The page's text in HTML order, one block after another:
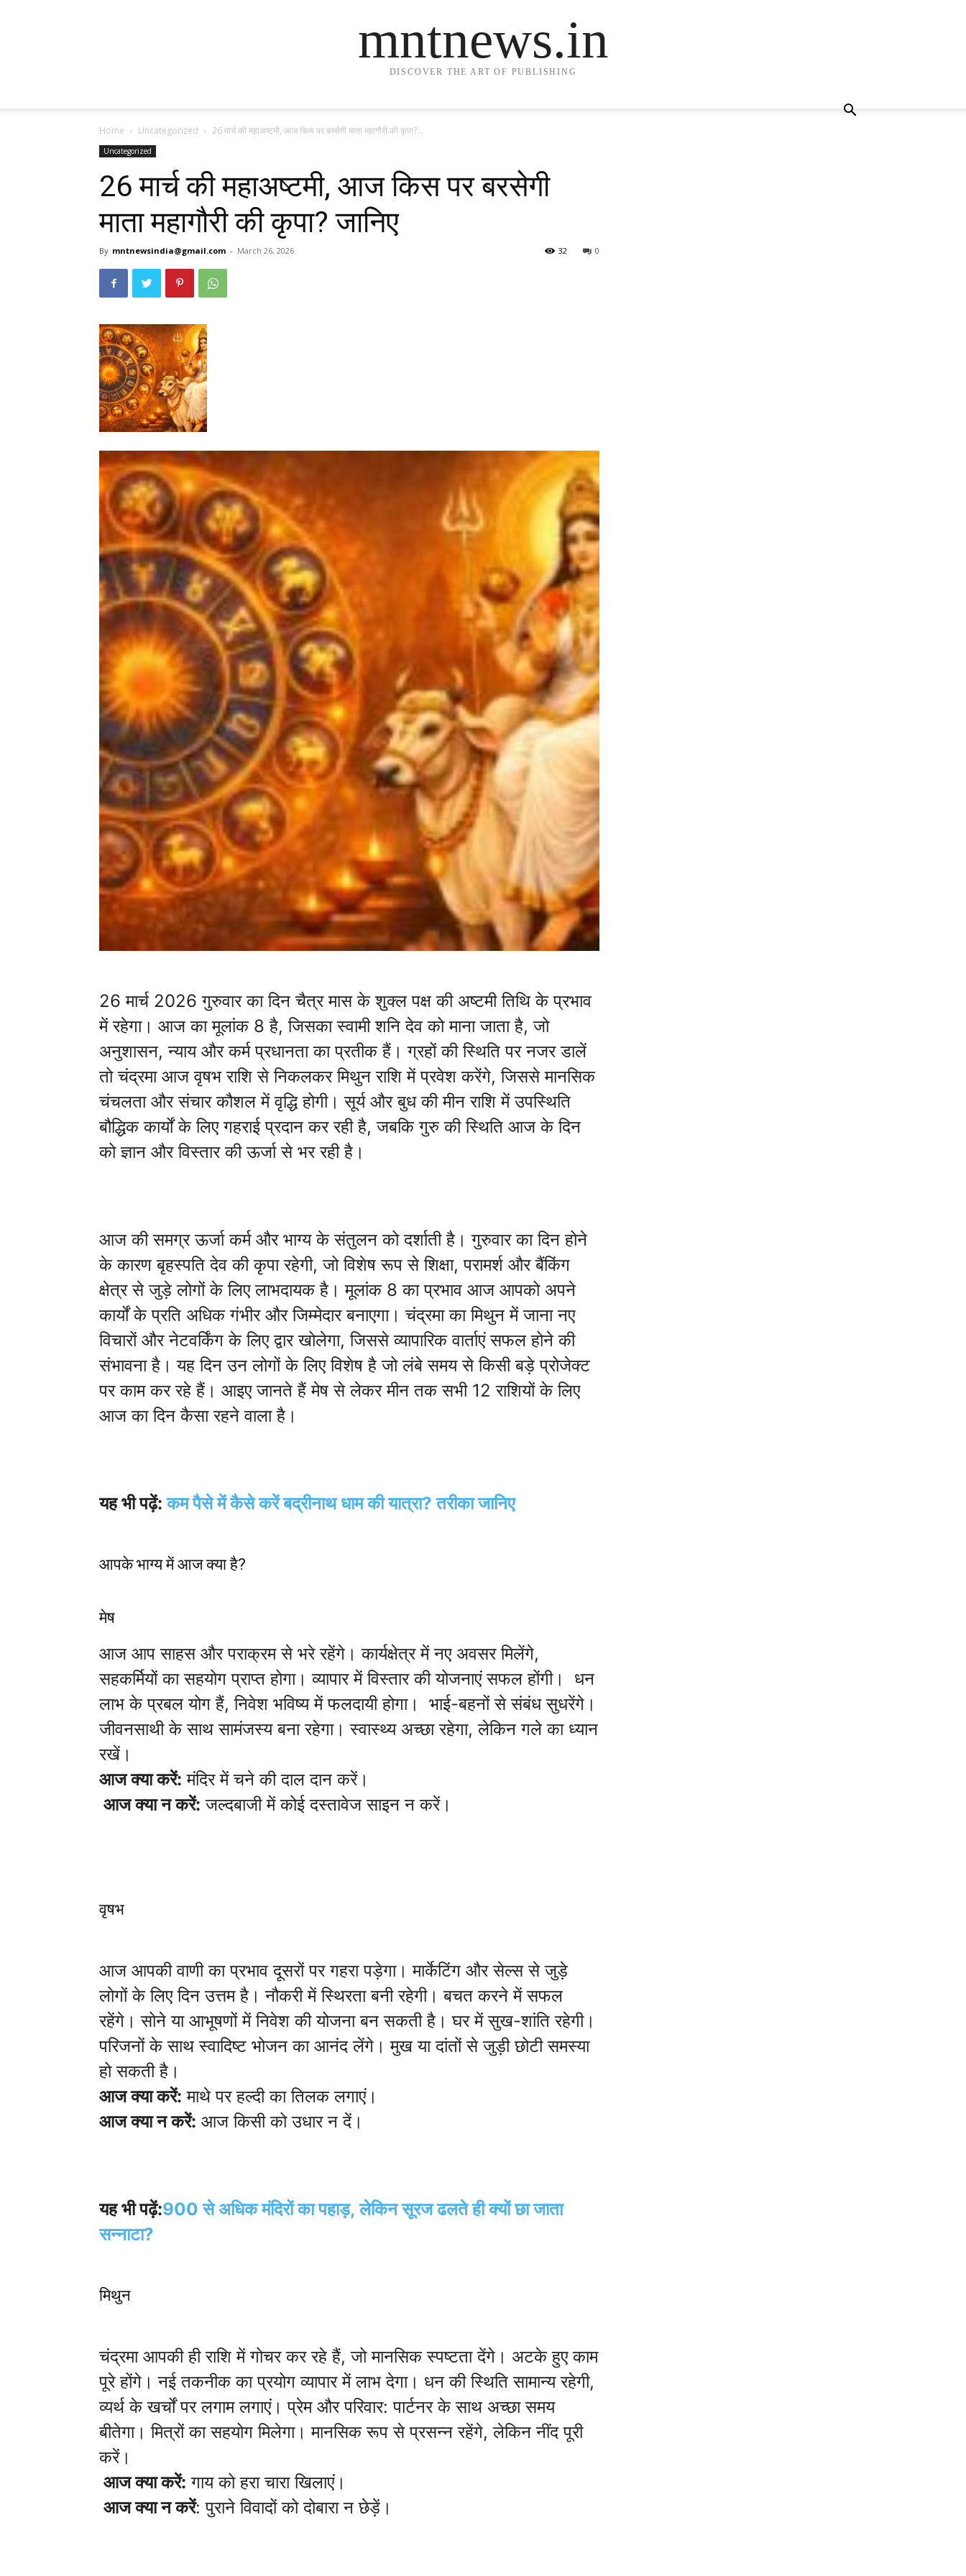
mntnews.in
DISCOVER THE ART OF PUBLISHING
Home Uncategorized 26 मार्च की महाअष्टमी, आज किस पर बरसेगी माता महागौरी की कृपा?...
Uncategorized
26 मार्च की महाअष्टमी, आज किस पर बरसेगी
माता महागौरी की कृपा? जानिए
By mntnewsindia@gmail.com - March 26, 2026 0
32
26 मार्च 2026 गुरुवार का दिन चैत्र मास के शुक्ल पक्ष की अष्टमी तिथि के प्रभाव
में रहेगा। आज का मूलांक 8 है, जिसका स्वामी शनि देव को माना जाता है, जो
अनुशासन, न्याय और कर्म प्रधानता का प्रतीक हैं। ग्रहों की स्थिति पर नजर डालें
तो चंद्रमा आज वृषभ राशि से निकलकर मिथुन राशि में प्रवेश करेंगे, जिससे मानसिक
चंचलता और संचार कौशल में वृद्धि होगी। सूर्य और बुध की मीन राशि में उपस्थिति
बौद्धिक कार्यों के लिए गहराई प्रदान कर रही है, जबकि गुरु की स्थिति आज के दिन
को ज्ञान और विस्तार की ऊर्जा से भर रही है।
आज की समग्र ऊर्जा कर्म और भाग्य के संतुलन को दर्शाती है। गुरुवार का दिन होने
के कारण बृहस्पति देव की कृपा रहेगी, जो विशेष रूप से शिक्षा, परामर्श और बैंकिंग
क्षेत्र से जुड़े लोगों के लिए लाभदायक है। मूलांक 8 का प्रभाव आज आपको अपने
कार्यों के प्रति अधिक गंभीर और जिम्मेदार बनाएगा। चंद्रमा का मिथुन में जाना नए
विचारों और नेटवर्किंग के लिए द्वार खोलेगा, जिससे व्यापारिक वार्ताएं सफल होने की
संभावना है। यह दिन उन लोगों के लिए विशेष है जो लंबे समय से किसी बड़े प्रोजेक्ट
पर काम कर रहे हैं। आइए जानते हैं मेष से लेकर मीन तक सभी 12 राशियों के लिए
आज का दिन कैसा रहने वाला है।
यह भी पढ़ें:कम पैसे में कैसे करें बद्रीनाथ धाम की यात्रा? तरीका जानिए
आपके भाग्य में आज क्या है?
मेष
आज आप साहस और पराक्रम से भरे रहेंगे। कार्यक्षेत्र में नए अवसर मिलेंगे,
सहकर्मियों का सहयोग प्राप्त होगा। व्यापार में विस्तार की योजनाएं सफल होंगी। धन
लाभ के प्रबल योग हैं, निवेश भविष्य में फलदायी होगा। भाई-बहनों से संबंध सुधरेंगे।
जीवनसाथी के साथ सामंजस्य बना रहेगा। स्वास्थ्य अच्छा रहेगा, लेकिन गले का ध्यान
रखें।
आज क्या करें: मंदिर में चने की दाल दान करें।
आज क्या न करें: जल्दबाजी में कोई दस्तावेज साइन न करें।
वृषभ
आज आपकी वाणी का प्रभाव दूसरों पर गहरा पड़ेगा। मार्केटिंग और सेल्स से जुड़े
लोगों के लिए दिन उत्तम है। नौकरी में स्थिरता बनी रहेगी। बचत करने में सफल
रहेंगे। सोने या आभूषणों में निवेश की योजना बन सकती है। घर में सुख-शांति रहेगी।
परिजनों के साथ स्वादिष्ट भोजन का आनंद लेंगे। मुख या दांतों से जुड़ी छोटी समस्या
हो सकती है।
आज क्या करें: माथे पर हल्दी का तिलक लगाएं।
आज क्या न करें: आज किसी को उधार न दें।
यह भी पढ़ें:900 से अधिक मंदिरों का पहाड़, लेकिन सूरज ढलते ही क्यों छा जाता
सन्नाटा?
मिथुन
चंद्रमा आपकी ही राशि में गोचर कर रहे हैं, जो मानसिक स्पष्टता देंगे। अटके हुए काम
पूरे होंगे। नई तकनीक का प्रयोग व्यापार में लाभ देगा। धन की स्थिति सामान्य रहेगी,
व्यर्थ के खर्चों पर लगाम लगाएं। प्रेम और परिवार: पार्टनर के साथ अच्छा समय
बीतेगा। मित्रों का सहयोग मिलेगा। मानसिक रूप से प्रसन्न रहेंगे, लेकिन नींद पूरी
करें।
आज क्या करें: गाय को हरा चारा खिलाएं।
आज क्या न करें: पुराने विवादों को दोबारा न छेड़ें।